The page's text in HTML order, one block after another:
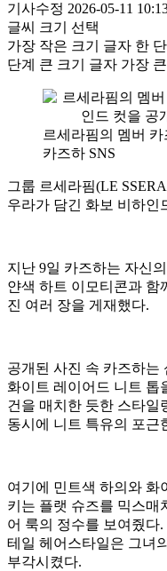
기사수정 2026-05-11
글씨 크기 선택
가장 작은 크기 글자 한
단계 큰 크기 글자 가장
르세라핌의 멤버
카즈하 SNS
그룹 르세라핌(LE
우라가 담긴 화보 비하인
지난 9일 카즈하는 자신
얀색 하트 이모티콘과 함
진 여러 장을 게재했다.
공개된 사진 속 카즈하는
화이트 레이어드 니트 톱
건을 매치한 듯한 스타일
동시에 니트 특유의 포근
여기에 민트색 하의와 화
키는 플랫 슈즈를 믹스매
어 룩의 정수를 보여줬다
테일 헤어스타일은 그녀
부각시켰다.